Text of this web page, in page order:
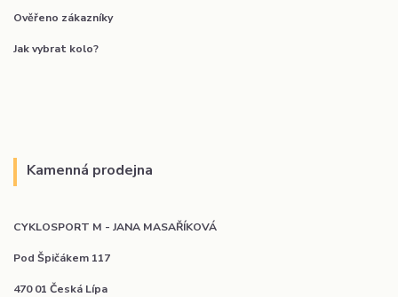
Ověřeno zákazníky
Jak vybrat kolo?
Kamenná prodejna
CYKLOSPORT M - JANA MASAŘÍKOVÁ
Pod Špičákem 117
470 01 Česká Lípa